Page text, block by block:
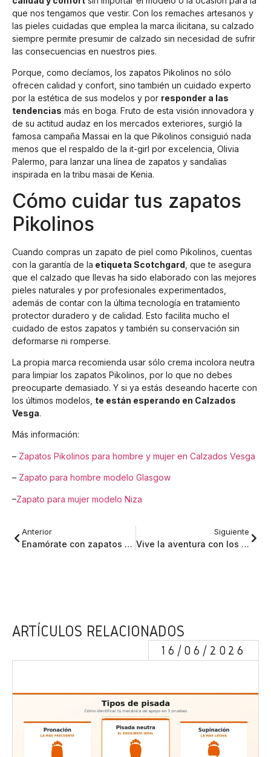
que nos tengamos que vestir. Con los remaches artesanos y
las pieles cuidadas que emplea la marca ilicitana, su calzado
siempre permite presumir de calzado sin necesidad de sufrir
las consecuencias en nuestros pies.
Porque, como decíamos, los zapatos Pikolinos no sólo
ofrecen calidad y confort, sino también un cuidado experto
por la estética de sus modelos y por responder a las
tendencias más en boga. Fruto de esta visión innovadora y
de su actitud audaz en los mercados exteriores, surgió la
famosa campaña Massai en la que Pikolinos consiguió nada
menos que el respaldo de la it-girl por excelencia, Olivia
Palermo, para lanzar una línea de zapatos y sandalias
inspirada en la tribu masai de Kenia.
Cómo cuidar tus zapatos
Pikolinos
Cuando compras un zapato de piel como Pikolinos, cuentas
con la garantía de la etiqueta Scotchgard , que te asegura
que el calzado que llevas ha sido elaborado con las mejores
pieles naturales y por profesionales experimentados,
además de contar con la última tecnología en tratamiento
protector duradero y de calidad. Esto facilita mucho el
cuidado de estos zapatos y también su conservación sin
deformarse ni romperse.
La propia marca recomienda usar sólo crema incolora neutra
para limpiar los zapatos Pikolinos, por lo que no debes
preocuparte demasiado. Y si ya estás deseando hacerte con
los últimos modelos, te están esperando en Calzados
Vesga.
Más información:
– Zapatos Pikolinos para hombre y mujer en Calzados Vesga
– Zapato para hombre modelo Glasgow
–Zapato para mujer modelo Niza
Anterior
Enamórate con zapatos Martinelli
Siguiente
Vive la aventura con los zapatos Gore Tex para hombre
ARTÍCULOS RELACIONADOS
16/06/2026